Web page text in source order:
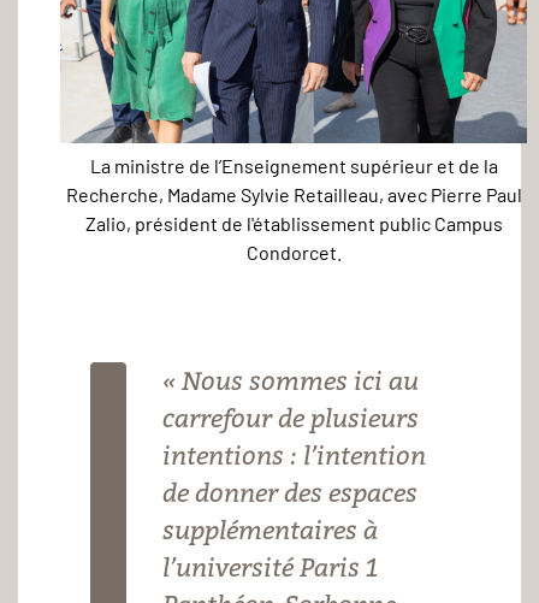
La
ministre
de
de
la
Recherche,
Madame
Sylvie
Retailleau,
La ministre de l’Enseignement supérieur et de la
Recherche, Madame Sylvie Retailleau, avec Pierre Paul
Zalio, président de l'établissement public Campus
Condorcet.
« Nous sommes ici au
carrefour de plusieurs
intentions : l’intention
de donner des espaces
supplémentaires à
l’université Paris 1